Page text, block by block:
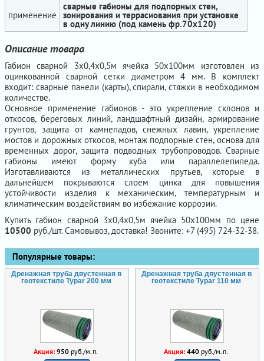
применение
сварные габионы для подпорных стен,
зонирования и террасиования при установке
в одну линию (под камень фр.70х120)
Описание товара
Габион сварной 3х0,4х0,5м ячейка 50х100мм изготовлен из
оцинкованной сварной сетки диаметром 4 мм. В комплект
входит: сварные панели (карты), спирали, стяжки в необходимом
количестве.
Основное применение габионов - это укрепление склонов и
откосов, береговых линий, ландшафтный дизайн, армирование
грунтов, защита от камнепадов, снежных лавин, укрепление
мостов и дорожных откосов, монтаж подпорные стен, основа для
временных дорог, защита подводных трубопроводов. Сварные
габионы имеют форму куба или параллелепипеда.
Изготавливаются из металлических прутьев, которые в
дальнейшем покрываются слоем цинка для повышения
устойчивости изделия к механическим, температурным и
климатическим воздействиям во избежание коррозии.
Купить габион сварной 3х0,4х0,5м ячейка 50х100мм по цене
10500 руб./шт. Самовывоз, доставка! Звоните: +7 (495) 724-32-38.
Популярные товары:
Дренажная труба двустенная в
геотекстиле Typar 200 мм
Акция: 950руб./м.п.
Дренажная труба двустенная в
геотекстиле Typar 110 мм
Акция: 440руб./м.п.